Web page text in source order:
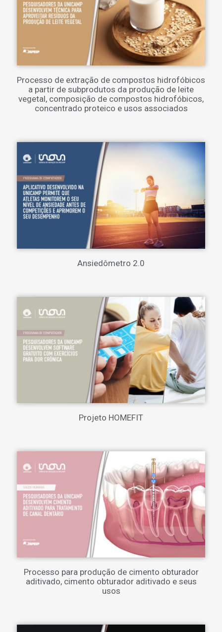
Processo de extração de compostos hidrofóbicos
a partir de subprodutos da produção de leite
vegetal, composição de compostos hidrofóbicos,
concentrado proteico e usos associados
Ansiedômetro 2.0
Projeto HOMEFIT
Processo para produção de cimento obturador
aditivado, cimento obturador aditivado e seus
usos